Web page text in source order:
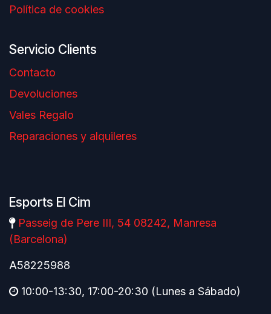
Política de cookies
Servicio Clients
Contacto
Devoluciones
Vales Regalo
Reparaciones y alquileres
Esports El Cim
Passeig de Pere III, 54 08242, Manresa
(Barcelona)
A58225988
10:00-13:30, 17:00-20:30 (Lunes a Sábado)